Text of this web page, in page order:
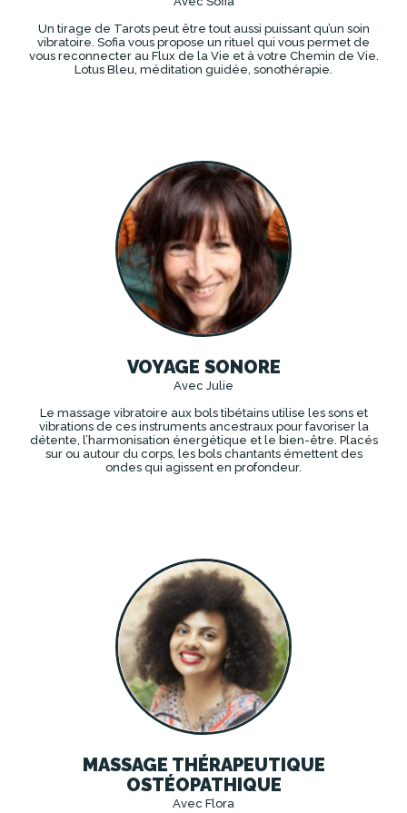
Un tirage de Tarots peut être tout aussi puissant qu’un soin
vibratoire. Sofia vous propose un rituel qui vous permet de
vous reconnecter au Flux de la Vie et à votre Chemin de Vie.
Lotus Bleu, méditation guidée, sonothérapie.
VOYAGE SONORE
Avec Julie
Le massage vibratoire aux bols tibétains utilise les sons et
vibrations de ces instruments ancestraux pour favoriser la
détente, l’harmonisation énergétique et le bien-être. Placés
sur ou autour du corps, les bols chantants émettent des
ondes qui agissent en profondeur.
MASSAGE THÉRAPEUTIQUE
OSTÉOPATHIQUE
Avec Flora